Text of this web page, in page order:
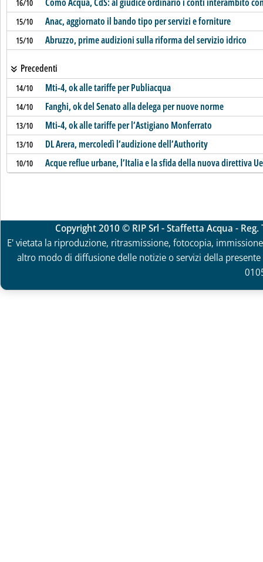
16/10
15/10 Anac, aggiornato il bando tipo per servizi e forniture
15/10 Abruzzo, prime audizioni sulla riforma del servizio idrico
Precedenti
14/10 Mti-4, ok alle tariffe per Publiacqua
14/10 Fanghi, ok del Senato alla delega per nuove norme
13/10 Mti-4, ok alle tariffe per l’Astigiano Monferrato
13/10 DL Arera, mercoledì l’audizione dell’Authority
10/10 Acque reflue urbane, l’Italia e la sfida della nuova direttiva Ue
Copyright 2010 © RIP Srl - Staffetta Acqua -
E' vietata la riproduzione, ritrasmissione, fotocopia,
altro modo di diffusione delle notizie o servizi della